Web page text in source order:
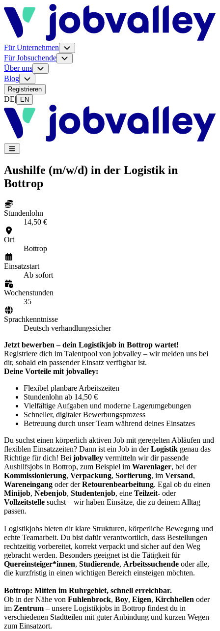
Für Unternehmen
Für Jobsuchende
Über uns
Blog
Registrieren
DE| EN
Aushilfe (m/w/d) in der Logistik in
Bottrop
Stundenlohn
14,50 €
Ort
Bottrop
Einsatzstart
Ab sofort
Wochenstunden
35
Sprachkenntnisse
Deutsch verhandlungssicher
Jetzt bewerben – dein Logistikjob in Bottrop wartet!
Registriere dich im Talentpool von jobvalley – wir melden uns bei
dir, sobald ein passender Einsatz verfügbar ist.
Deine Vorteile mit jobvalley:
Flexibel planbare Arbeitszeiten
Stundenlohn ab 14,50 €
Vielfältige Aufgaben und moderne Lagerumgebungen
Schneller, digitaler Bewerbungsprozess
Betreuung durch unser Team während deines Einsatzes
Du suchst einen körperlich aktiven Job mit geregelten Abläufen und
flexiblen Einsatzzeiten? Dann ist ein Job in derLogistik genau das
Richtige für dich! Bei jobvalley vermitteln wir dir passende
Aushilfsjobs in Bottrop, zum Beispiel im Warenlager, bei der
Kommissionierung, Verpackung, Sortierung, im Versand,
Wareneingang oder derRetourenbearbeitung. Egal ob du einen
Minijob, Nebenjob, Studentenjob, eine Teilzeit- oder
Vollzeitstelle suchst – wir haben Einsätze, die zu deinem Alltag
passen.
Logistikjobs bieten dir klare Strukturen, körperliche Bewegung und
echte Teamarbeit. Du bist dafür verantwortlich, dass Bestellungen
rechtzeitig vorbereitet, korrekt verpackt und sicher auf den Weg
gebracht werden. Besonders geeignet ist die Tätigkeit für
Quereinsteiger*innen, Studierende, Arbeitssuchende oder alle,
die kurzfristig in einen wichtigen Bereich einsteigen möchten.
Bottrop: Mitten im Ruhrgebiet, schnell erreichbar.
Ob in der Nähe von Fuhlenbrock, Boy, Eigen, Kirchhellen oder
im Zentrum – unsere Logistikjobs in Bottrop findest du in
verschiedenen Stadtteilen mit guter Anbindung und kurzen Wegen
zum Einsatzort.